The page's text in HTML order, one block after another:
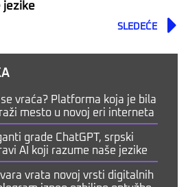
jezike
SLEDEĆE
se vraća? Platforma koja je bila
mesto u novoj eri interneta
grade ChatGPT, srpski
AI koji razume naše jezike
vrata novoj vrsti digitalnih